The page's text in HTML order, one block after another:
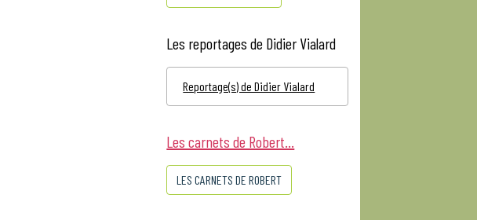
Les reportages de Didier Vialard
Reportage(s) de Didier Vialard
Les carnets de Robert...
LES CARNETS DE ROBERT